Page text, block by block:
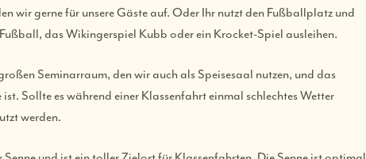
wir gerne für unsere Gäste auf. Oder Ihr nutzt den Fußballplatz und
das Wikingerspiel Kubb oder ein Krocket-Spiel ausleihen.
Seminarraum, den wir auch als Speisesaal nutzen, und das
Sollte es während einer Klassenfahrt einmal schlechtes Wetter
werden.